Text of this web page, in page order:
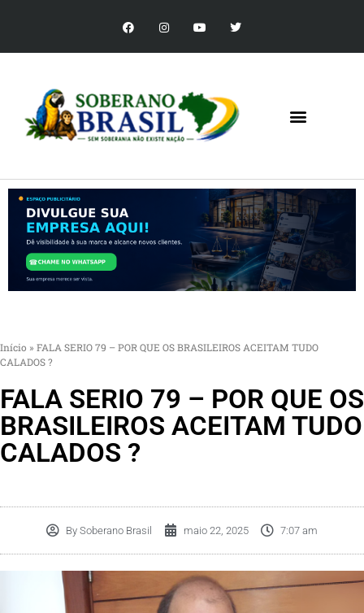
Início » FALA SERIO 79 – POR QUE OS BRASILEIROS ACEITAM TUDO
CALADOS ?
FALA SERIO 79 – POR QUE OS
BRASILEIROS ACEITAM TUDO
CALADOS ?
By Soberano Brasil maio 22, 2025 7:07 am